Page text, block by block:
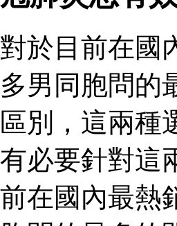
對於目前在國
多男同胞問的
區別，這兩種
有必要針對這
前在國內最熱